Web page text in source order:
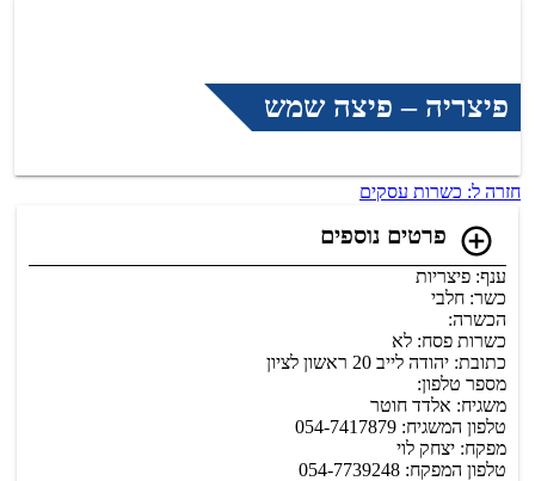
פיצריה – פיצה שמש
חזרה ל: כשרות עסקים
פרטים נוספים
ענף: פיצריות
כשר: חלבי
הכשרה:
כשרות פסח: לא
כתובת: יהודה לייב 20 ראשון לציון
מספר טלפון:
משגיח: אלדד חוטר
טלפון המשגיח: 054-7417879
מפקח: יצחק לוי
טלפון המפקח: 054-7739248